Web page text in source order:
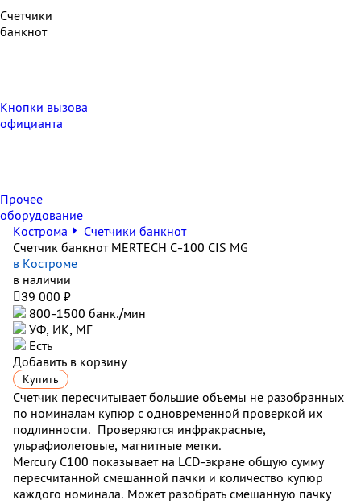
Счетчики
банкнот
Кнопки вызова
официанта
Прочее
оборудование
Кострома
Счетчики банкнот
Счетчик банкнот MERTECH C-100 CIS MG
в Костроме
в наличии
39 000 ₽
800-1500 банк./мин
УФ, ИК, МГ
Есть
Добавить в корзину
Купить
Счетчик пересчитывает большие объемы не разобранных
по номиналам купюр с одновременной проверкой их
подлинности. Проверяются инфракрасные,
ульрафиолетовые, магнитные метки.
Mercury С100 показывает на LCD-экране общую сумму
пересчитанной смешанной пачки и количество купюр
каждого номинала. Может разобрать смешанную пачку